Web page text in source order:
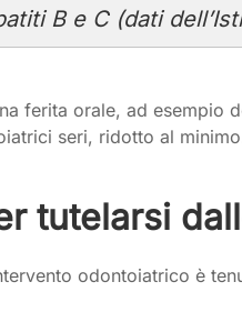
B e C (dati
ferita orale, ad esempio
seri, ridotto al
tutelarsi
odontoiatrico è